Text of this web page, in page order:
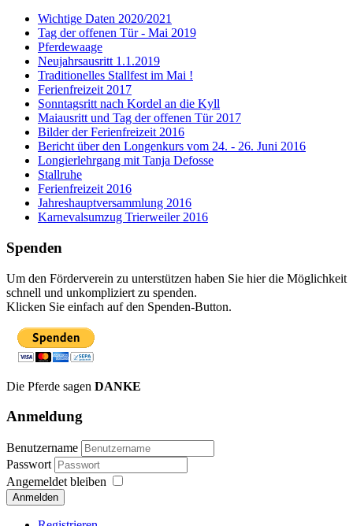
Wichtige Daten 2020/2021
Tag der offenen Tür - Mai 2019
Pferdewaage
Neujahrsausritt 1.1.2019
Traditionelles Stallfest im Mai !
Ferienfreizeit 2017
Sonntagsritt nach Kordel an die Kyll
Maiausritt und Tag der offenen Tür 2017
Bilder der Ferienfreizeit 2016
Bericht über den Longenkurs vom 24. - 26. Juni 2016
Longierlehrgang mit Tanja Defosse
Stallruhe
Ferienfreizeit 2016
Jahreshauptversammlung 2016
Karnevalsumzug Trierweiler 2016
Spenden
Um den Förderverein zu unterstützen haben Sie hier die Möglichkeit
schnell und unkompliziert zu spenden.
Klicken Sie einfach auf den Spenden-Button.
Die Pferde sagen DANKE
Anmeldung
Benutzername
Passwort
Angemeldet bleiben
Anmelden